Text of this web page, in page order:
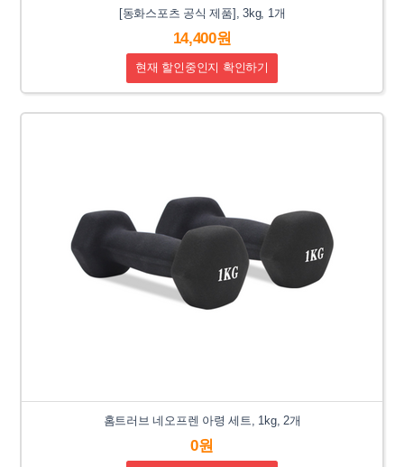
[동화스포츠 공식 제품], 3kg, 1개
14,400원
현재 할인중인지 확인하기
홈트러브 네오프렌 아령 세트, 1kg, 2개
0원